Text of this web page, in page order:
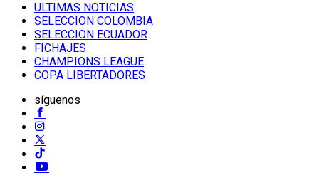
ULTIMAS NOTICIAS
SELECCION COLOMBIA
SELECCION ECUADOR
FICHAJES
CHAMPIONS LEAGUE
COPA LIBERTADORES
síguenos